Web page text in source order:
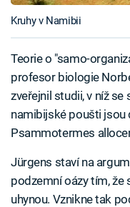
Kruhy v Namibii
Teorie o "samo-
profesor biologie
zveřejnil studii, v níž se
namibijské poušti jsou
Psammotermes
Jürgens staví na
podzemní oázy tím, že
uhynou. Vznikne tak